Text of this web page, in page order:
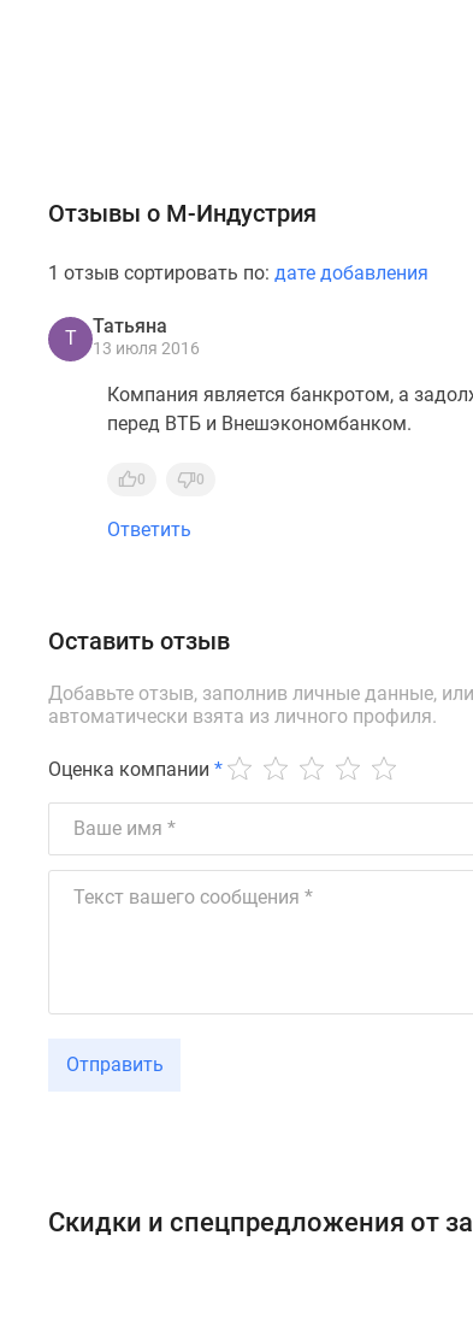
Отзывы о М-Индустрия
1 отзыв сортировать по: дате добавления
Т
Татьяна
13 июля 2016
Компания является банкротом, а
перед ВТБ и Внешэкономбанком.
0 0
Ответить
Оставить отзыв
Добавьте отзыв, заполнив личные данные,
автоматически взята из личного профиля.
Оценка компании *
Отправить
Скидки и спецпредложения от